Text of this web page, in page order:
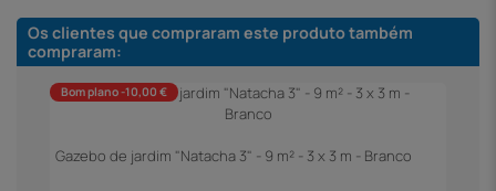
Os clientes que compraram este produto também
compraram:
Bom plano -10,00 €
Gazebo de jardim "Natacha 3" - 9 m² - 3 x 3 m - Branco